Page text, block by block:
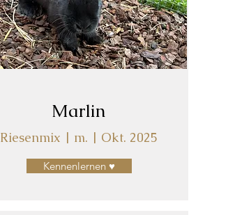
Marlin
Riesenmix | m. | Okt. 2025
Kennenlernen ♥